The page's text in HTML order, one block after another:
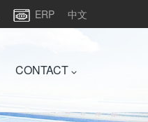
ERP 中文
CONTACT